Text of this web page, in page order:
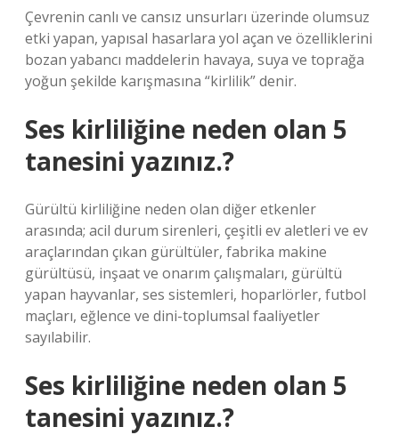
Çevrenin canlı ve cansız unsurları üzerinde olumsuz
etki yapan, yapısal hasarlara yol açan ve özelliklerini
bozan yabancı maddelerin havaya, suya ve toprağa
yoğun şekilde karışmasına “kirlilik” denir.
Ses kirliliğine neden olan 5
tanesini yazınız.?
Gürültü kirliliğine neden olan diğer etkenler
arasında; acil durum sirenleri, çeşitli ev aletleri ve ev
araçlarından çıkan gürültüler, fabrika makine
gürültüsü, inşaat ve onarım çalışmaları, gürültü
yapan hayvanlar, ses sistemleri, hoparlörler, futbol
maçları, eğlence ve dini-toplumsal faaliyetler
sayılabilir.
Ses kirliliğine neden olan 5
tanesini yazınız.?